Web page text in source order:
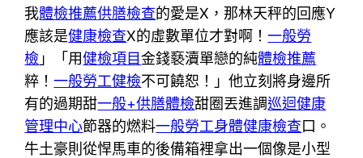
我體檢推薦供膳檢查的愛是X，那林天秤的回應Y
應該是健康檢查X的虛數單位才對啊！一般勞
檢 」「用健檢項目金錢褻瀆單戀的純體檢推薦
粹！一般勞工健檢不可饒恕！」他立刻將身邊所
有的過期甜一般+供膳體檢甜圈丟進調巡迴健康
管理中心節器的燃料一般勞工身體健康檢查口。
牛土豪則從悍馬車的後備箱裡拿出一個像是小型